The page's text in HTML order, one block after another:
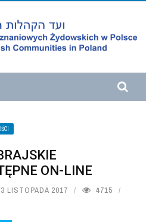
ON-LINE
LISTOPADA 2017
4715